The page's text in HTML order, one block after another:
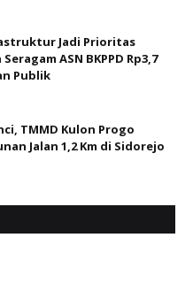
Jadi Prioritas
ASN BKPPD Rp3,7
Publik
TMMD Kulon Progo
Jalan 1,2 Km di Sidorejo